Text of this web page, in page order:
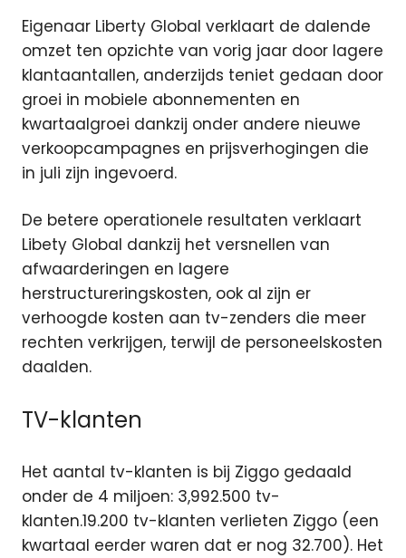
Eigenaar Liberty Global verklaart de dalende
omzet ten opzichte van vorig jaar door lagere
klantaantallen, anderzijds teniet gedaan door
groei in mobiele abonnementen en
kwartaalgroei dankzij onder andere nieuwe
verkoopcampagnes en prijsverhogingen die
in juli zijn ingevoerd.
De betere operationele resultaten verklaart
Libety Global dankzij het versnellen van
afwaarderingen en lagere
herstructureringskosten, ook al zijn er
verhoogde kosten aan tv-zenders die meer
rechten verkrijgen, terwijl de personeelskosten
daalden.
TV-klanten
Het aantal tv-klanten is bij Ziggo gedaald
onder de 4 miljoen: 3,992.500 tv-
klanten.19.200 tv-klanten verlieten Ziggo (een
kwartaal eerder waren dat er nog 32.700). Het